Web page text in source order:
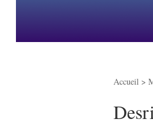
Accueil >